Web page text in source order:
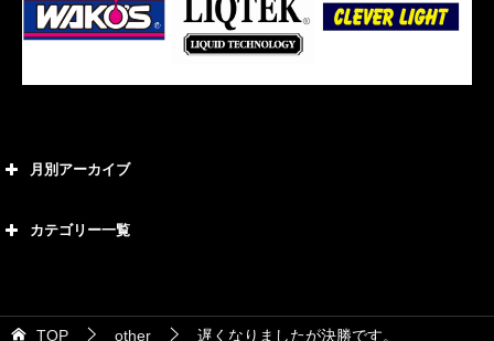
月別アーカイブ
2026年5月
カテゴリー一覧
21号車
TOP
other 遅くなりましたが決勝です。